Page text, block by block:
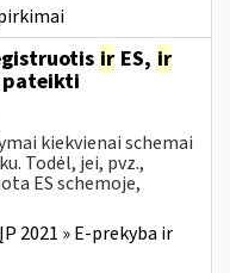
ir ES, ir
kiekvienai schemai
Todėl, jei, pvz.,
ES schemoje,
2021 » E-prekyba ir